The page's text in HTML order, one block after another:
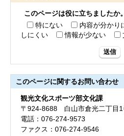
このページは役に立ちましたか。
特にない
内容が分かり
しにくい
情報が少ない
送信
このページに関するお問い合わせ
観光文化スポーツ部文化課
〒924-8688 白山市倉光二丁目1
電話：076-274-9573
ファクス：076-274-9546